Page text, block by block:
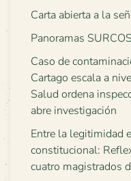
Carta abierta a la
Panoramas
Caso de
Cartago escala a
Salud ordena
abre investigación
Entre la legitimidad
constitucional:
cuatro magistrados